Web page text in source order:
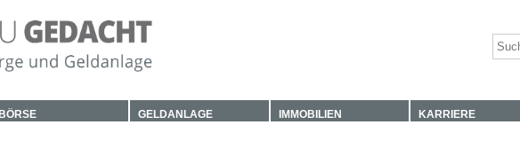
BÖRSE GELDANLAGE IMMOBILIEN KARRIERE